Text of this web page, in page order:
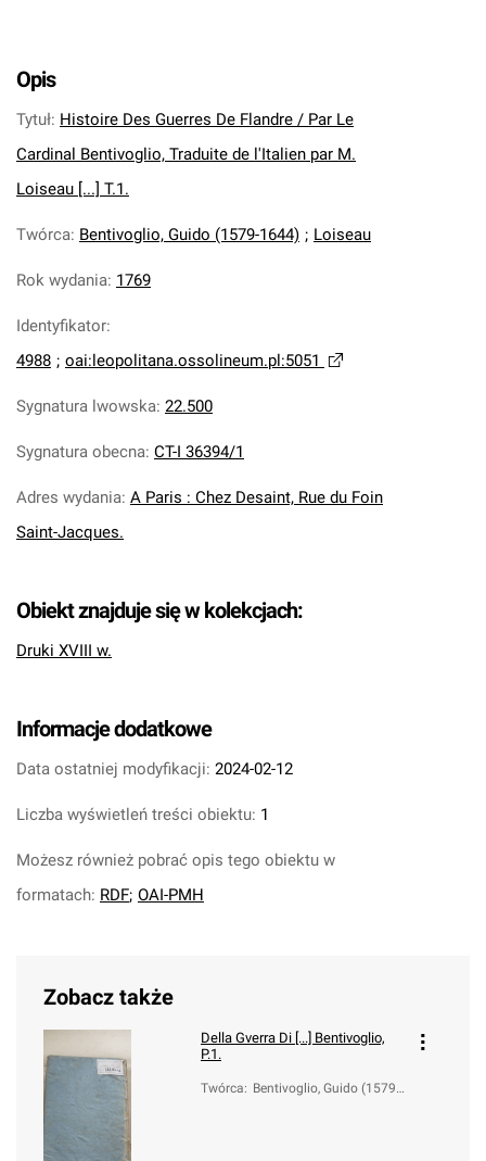
Opis
Tytuł: Histoire Des Guerres De Flandre / Par Le
Cardinal Bentivoglio, Traduite de l'Italien par M.
Loiseau [...] T.1.
Twórca: Bentivoglio, Guido (1579-1644) ; Loiseau
Rok wydania: 1769
Identyfikator:
4988 ; oai:leopolitana.ossolineum.pl:5051
Sygnatura lwowska: 22.500
Sygnatura obecna: CT-I 36394/1
Adres wydania: A Paris : Chez Desaint, Rue du Foin
Saint-Jacques.
Obiekt znajduje się w kolekcjach:
Druki XVIII w.
Informacje dodatkowe
Data ostatniej modyfikacji: 2024-02-12
Liczba wyświetleń treści obiektu: 1
Możesz również pobrać opis tego obiektu w
formatach: RDF; OAI-PMH
Zobacz także
Della Gverra Di [...] Bentivoglio,
P.1.
Twórca: Bentivoglio, Guido (1579-